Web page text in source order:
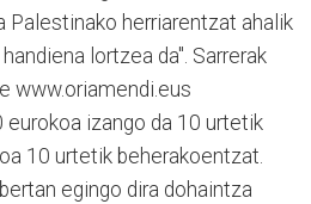
Palestinako herriarentzat ahalik
lortzea da". Sarrerak
www.oriamendi.eus
eurokoa izango da 10 urtetik
10 urtetik beherakoentzat.
egingo dira dohaintza